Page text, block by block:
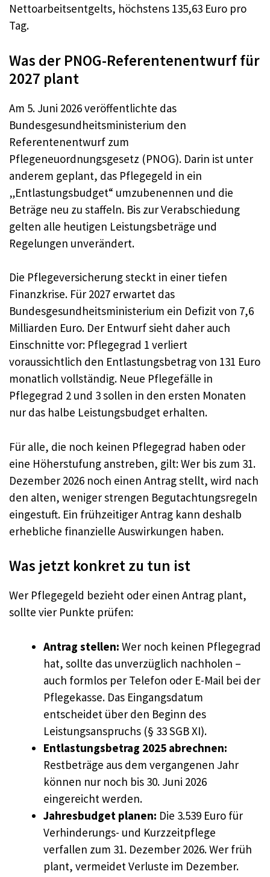
Nettoarbeitsentgelts, höchstens 135,63 Euro pro
Tag.
Was der PNOG-Referentenentwurf für
2027 plant
Am 5. Juni 2026 veröffentlichte das
Bundesgesundheitsministerium den
Referentenentwurf zum
Pflegeneuordnungsgesetz (PNOG). Darin ist unter
anderem geplant, das Pflegegeld in ein
„Entlastungsbudget“ umzubenennen und die
Beträge neu zu staffeln. Bis zur Verabschiedung
gelten alle heutigen Leistungsbeträge und
Regelungen unverändert.
Die Pflegeversicherung steckt in einer tiefen
Finanzkrise. Für 2027 erwartet das
Bundesgesundheitsministerium ein Defizit von 7,6
Milliarden Euro. Der Entwurf sieht daher auch
Einschnitte vor: Pflegegrad 1 verliert
voraussichtlich den Entlastungsbetrag von 131 Euro
monatlich vollständig. Neue Pflegefälle in
Pflegegrad 2 und 3 sollen in den ersten Monaten
nur das halbe Leistungsbudget erhalten.
Für alle, die noch keinen Pflegegrad haben oder
eine Höherstufung anstreben, gilt: Wer bis zum 31.
Dezember 2026 noch einen Antrag stellt, wird nach
den alten, weniger strengen Begutachtungsregeln
eingestuft. Ein frühzeitiger Antrag kann deshalb
erhebliche finanzielle Auswirkungen haben.
Was jetzt konkret zu tun ist
Wer Pflegegeld bezieht oder einen Antrag plant,
sollte vier Punkte prüfen:
Antrag stellen: Wer noch keinen Pflegegrad
hat, sollte das unverzüglich nachholen –
auch formlos per Telefon oder E-Mail bei der
Pflegekasse. Das Eingangsdatum
entscheidet über den Beginn des
Leistungsanspruchs (§ 33 SGB XI).
Entlastungsbetrag 2025 abrechnen:
Restbeträge aus dem vergangenen Jahr
können nur noch bis 30. Juni 2026
eingereicht werden.
Jahresbudget planen: Die 3.539 Euro für
Verhinderungs- und Kurzzeitpflege
verfallen zum 31. Dezember 2026. Wer früh
plant, vermeidet Verluste im Dezember.